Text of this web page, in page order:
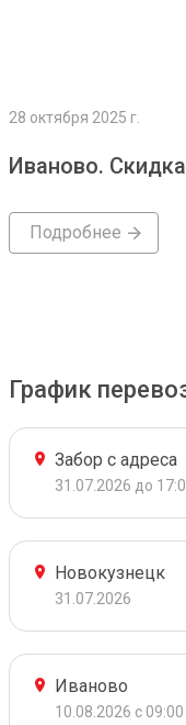
28 октября 2025 г.
Иваново.
Подробнее
График
Забор с адреса
31.07.2026 до
Новокузнецк
31.07.2026
Иваново
10.08.2026 с